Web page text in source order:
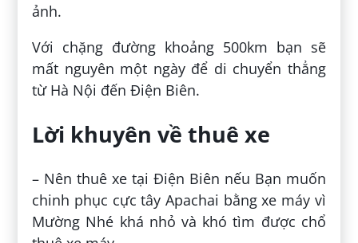
ảnh.
Với chặng đường khoảng 500km bạn sẽ
mất nguyên một ngày để di chuyển thẳng
từ Hà Nội đến Điện Biên.
Lời khuyên về thuê xe
– Nên thuê xe tại Điện Biên nếu Bạn muốn
chinh phục cực tây Apachai bằng xe máy vì
Mường Nhé khá nhỏ và khó tìm được chổ